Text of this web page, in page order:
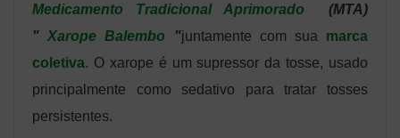
Medicamento Tradicional Aprimorado (MTA)
"Xarope Balembo "juntamente com sua marca
coletiva. O xarope é um supressor da tosse, usado
principalmente como sedativo para tratar tosses
persistentes.